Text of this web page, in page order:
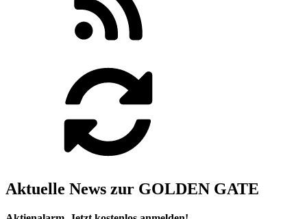
Aktuelle News zur GOLDEN GATE